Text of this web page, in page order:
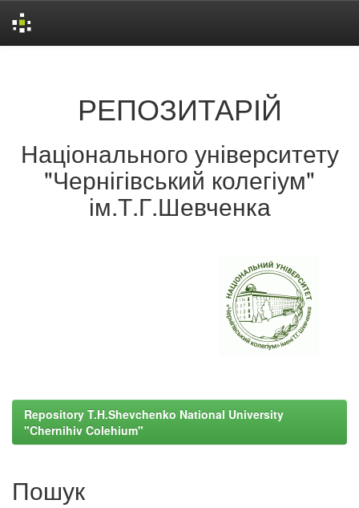
РЕПОЗИТАРІЙ
Національного університету
"Чернігівський колегіум"
ім.Т.Г.Шевченка
Repository T.H.Shevchenko National University
"Chernihiv Colehium"
Пошук